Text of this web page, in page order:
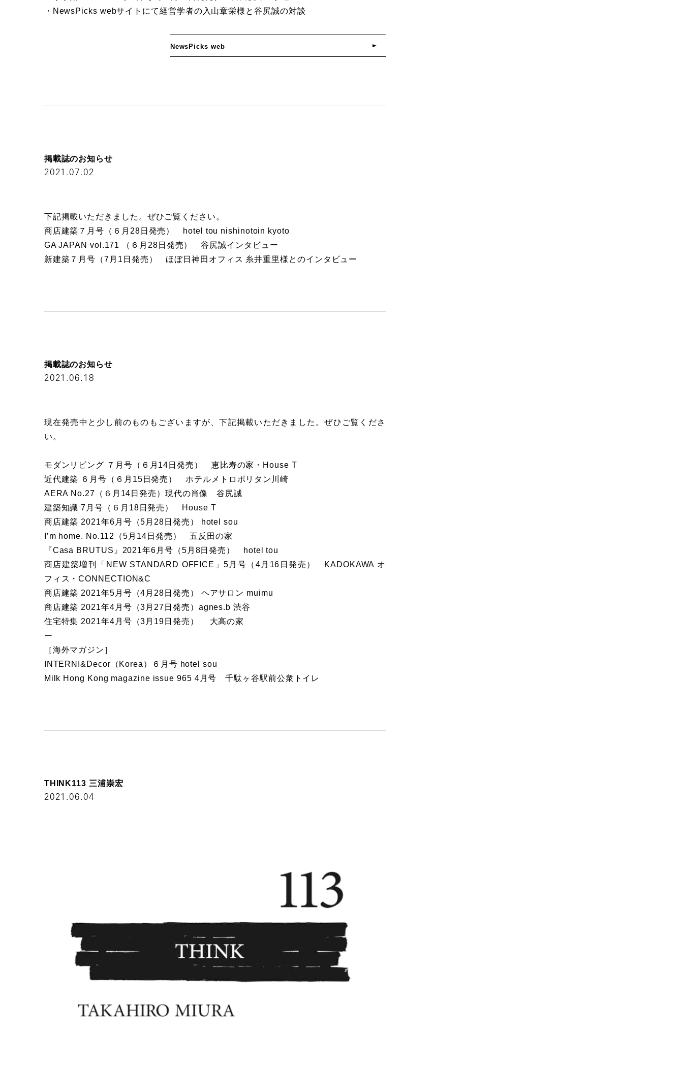
・NewsPicks webサイトにて経営学者の入山章栄様と谷尻誠の対談
N ews Pic ks we b
掲載誌のお知らせ
2021.07.02
下記掲載いただきました。ぜひご覧ください。
商店建築７月号（６月28日発売） hotel tou nishinotoin kyoto
GA JAPAN vol.171 （６月28日発売） 谷尻誠インタビュー
新建築７月号（7月1日発売） ほぼ日神田オフィス 糸井重里様とのインタビュー
掲載誌のお知らせ
2021.06.18
現在発売中と少し前のものもございますが、下記掲載いただきました。ぜひご覧くださ
い。
モダンリビング ７月号（６月14日発売） 恵比寿の家・House T
近代建築 ６月号（６月15日発売） ホテルメトロポリタン川崎
AERA No.27（６月14日発売）現代の肖像 谷尻誠
建築知識 7月号（６月18日発売） House T
商店建築 2021年6月号（5月28日発売） hotel sou
I’m home. No.112（5月14日発売） 五反田の家
『Casa BRUTUS』2021年6月号（5月8日発売） hotel tou
商店建築増刊「NEW STANDARD OFFICE」5月号（4月16日発売） KADOKAWA オ
フィス・CONNECTION&C
商店建築 2021年5月号（4月28日発売） ヘアサロン muimu
商店建築 2021年4月号（3月27日発売）agnes.b 渋谷
住宅特集 2021年4月号（3月19日発売） 大高の家
ー
［海外マガジン］
INTERNI&Decor（Korea）６月号 hotel sou
Milk Hong Kong magazine issue 965 4月号 千駄ヶ谷駅前公衆トイレ
T H N K113 三浦崇宏
2021.06.04